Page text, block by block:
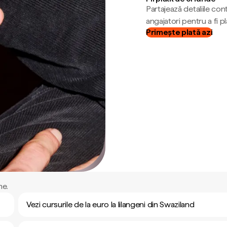
Partajează detaliile
angajatori pentru a fi
Primește plată azi
Vezi cursurile de la euro la lilangeni din Swaziland